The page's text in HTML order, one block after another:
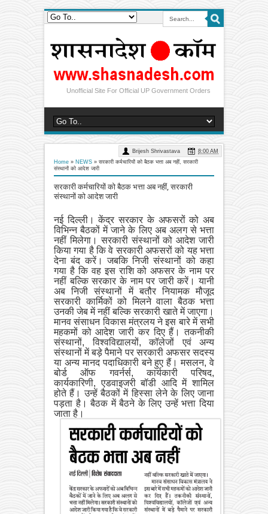
Unofficial Site For Official UP Government Orders
Home » NEWS » सरकारी कर्मचारियों को बैठक भत्ता अब नहीं, सरकारी
संस्थानों को आदेश जारी
सरकारी कर्मचारियों को बैठक भत्ता अब नहीं, सरकारी
संस्थानों को आदेश जारी
Brijesh Shrivastava 8:00 AM
नई दिल्ली। केंद्र सरकार के अफसरों को अब
विभिन्न बैठकों में जाने के लिए अब अलग से भत्ता
नहीं मिलेगा। सरकारी संस्थानों को आदेश जारी
किया गया है कि वे सरकारी अफसरों को यह भत्ता
देना बंद करें। जबकि निजी संस्थानों को कहा
गया है कि वह इस राशि को अफसर के नाम पर
नहीं बल्कि सरकार के नाम पर जारी करें। यानी
अब निजी संस्थानों में बतौर नियामक मौजूद
सरकारी कार्मिकों को मिलने वाला बैठक भत्ता
उनकी जेब में नहीं बल्कि सरकारी खाते में जाएगा।
मानव संसाधन विकास मंत्रलय ने इस बारे में सभी
महकमों को आदेश जारी कर दिए हैं। तकनीकी
संस्थानों, विश्वविद्यालयों, कॉलेजों एवं अन्य
संस्थानों में बड़े पैमाने पर सरकारी अफसर सदस्य
या अन्य मानद पदाधिकारी बने हुए हैं। मसलन, वे
बोर्ड ऑफ गवर्नर्स, कार्यकारी परिषद,
कार्यकारिणी, एडवाइजरी बॉडी आदि में शामिल
होते हैं। उन्हें बैठकों में हिस्सा लेने के लिए जाना
पड़ता है। बैठक में बैठने के लिए उन्हें भत्ता दिया
जाता है।